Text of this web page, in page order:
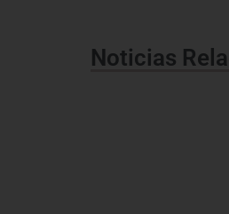
Noticias